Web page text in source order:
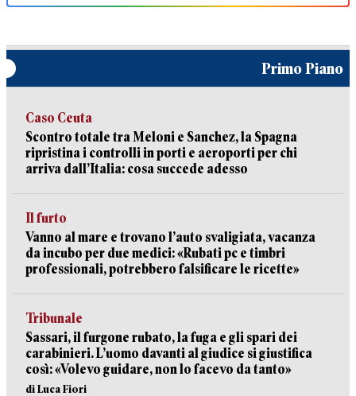
Primo Piano
Caso Ceuta
Scontro totale tra Meloni e Sanchez, la Spagna
ripristina i controlli in porti e aeroporti per chi
arriva dall’Italia: cosa succede adesso
Il furto
Vanno al mare e trovano l’auto svaligiata, vacanza
da incubo per due medici: «Rubati pc e timbri
professionali, potrebbero falsificare le ricette»
Tribunale
Sassari, il furgone rubato, la fuga e gli spari dei
carabinieri. L’uomo davanti al giudice si giustifica
così: «Volevo guidare, non lo facevo da tanto»
di Luca Fiori